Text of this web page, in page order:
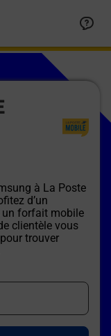
à La Poste
d’un
un forfait mobile
clientèle vous
pour trouver